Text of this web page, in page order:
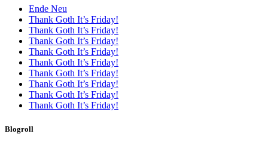
Ende Neu
Thank Goth It’s Friday!
Thank Goth It’s Friday!
Thank Goth It’s Friday!
Thank Goth It’s Friday!
Thank Goth It’s Friday!
Thank Goth It’s Friday!
Thank Goth It’s Friday!
Thank Goth It’s Friday!
Thank Goth It’s Friday!
Blogroll